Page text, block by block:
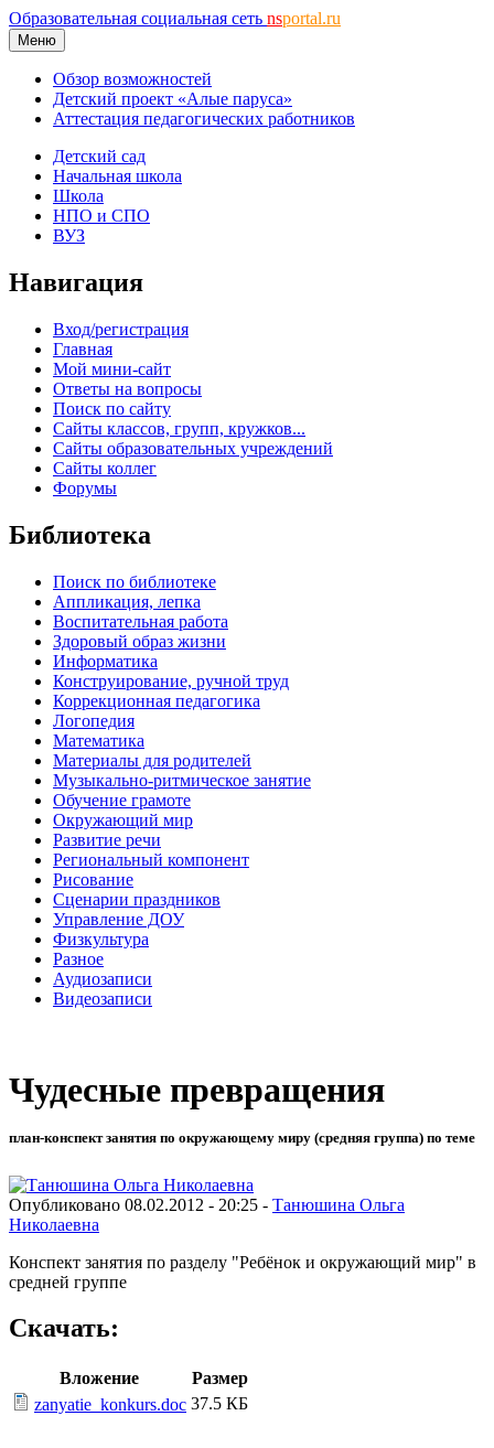
Образовательная социальная сеть nsportal.ru
Меню
Обзор возможностей
Детский проект «Алые паруса»
Аттестация педагогических работников
Детский сад
Начальная школа
Школа
НПО и СПО
ВУЗ
Навигация
Вход/регистрация
Главная
Мой мини-сайт
Ответы на вопросы
Поиск по сайту
Сайты классов, групп, кружков...
Сайты образовательных учреждений
Сайты коллег
Форумы
Библиотека
Поиск по библиотеке
Аппликация, лепка
Воспитательная работа
Здоровый образ жизни
Информатика
Конструирование, ручной труд
Коррекционная педагогика
Логопедия
Математика
Материалы для родителей
Музыкально-ритмическое занятие
Обучение грамоте
Окружающий мир
Развитие речи
Региональный компонент
Рисование
Сценарии праздников
Управление ДОУ
Физкультура
Разное
Аудиозаписи
Видеозаписи
Чудесные превращения
план-конспект занятия по окружающему миру (средняя группа) по теме
Опубликовано 08.02.2012 - 20:25 - Танюшина Ольга
Николаевна
Конспект занятия по разделу "Ребёнок и окружающий мир" в
средней группе
Скачать:
Вложение
Размер
zanyatie_konkurs.doc 37.5 КБ